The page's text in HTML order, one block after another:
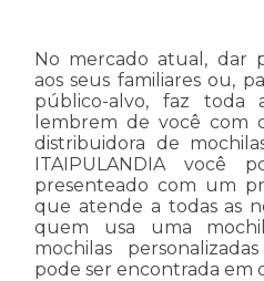
No mercado atual, dar
aos seus familiares ou,
público-alvo, faz toda
lembrem de você com
distribuidora de
ITAIPULANDIA você
presenteado com um
que atende a todas as
quem usa uma
mochilas
pode ser encontrada em